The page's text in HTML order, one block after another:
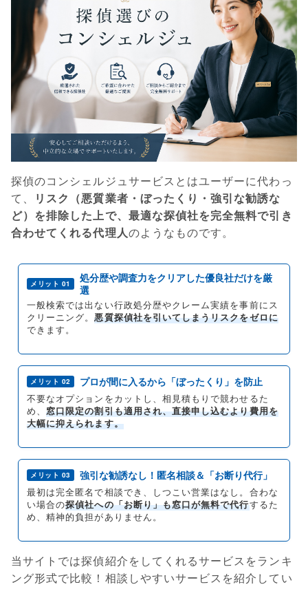
探偵のコンシェルジュサービスとはユーザーに代わっ
て、
リスク（悪質業者・ぼったくり・強引な勧誘な
ど）を排除した上で、最適な探偵社を完全無料で引き
合わせてくれる代理人のようなものです。
メリット 01
処分歴や調査力をクリアした優良社だけを厳
選
一般検索では出ない行政処分歴やクレーム実績を事前にス
クリーニング。悪質探偵社を引いてしまうリスクをゼロに
できます。
メリット 02 プロが間に入るから「ぼったくり」を防止
不要なオプションをカットし、相見積もりで競わせるた
め、窓口限定の割引も適用され、直接申し込むより費用を
大幅に抑えられます。
メリット 03 強引な勧誘なし！匿名相談＆「お断り代行」
最初は完全匿名で相談でき、しつこい営業はなし。合わな
い場合の探偵社への「お断り」も窓口が無料で代行するた
め、精神的負担がありません。
当サイトでは探偵紹介をしてくれるサービスをランキ
ング形式で比較！相談しやすいサービスを紹介してい